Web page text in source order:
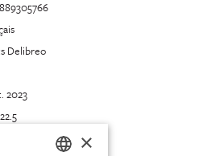
Delibreo
2023
×